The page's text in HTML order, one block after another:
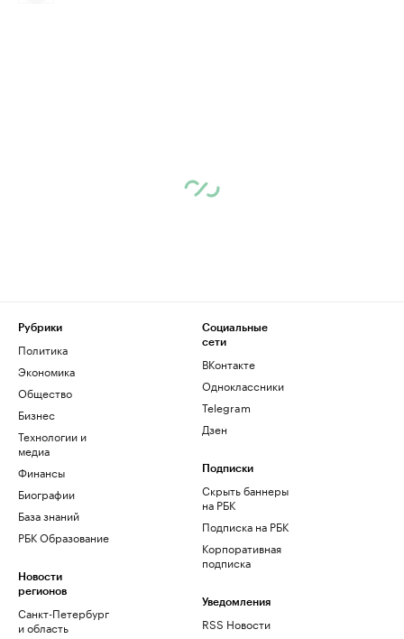
Рубрики
Политика
Экономика
Общество
Бизнес
Технологии и
медиа
Финансы
Биографии
База знаний
РБК Образование
Новости
регионов
Санкт-Петербург
и область
Социальные
сети
ВКонтакте
Одноклассники
Telegram
Дзен
Подписки
Скрыть баннеры
на РБК
Подписка на РБК
Корпоративная
подписка
Уведомления
RSS Новости